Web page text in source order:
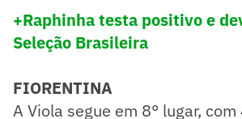
+Raphinha testa positivo e
Seleção Brasileira
FIORENTINA
A Viola segue em 8° lugar,